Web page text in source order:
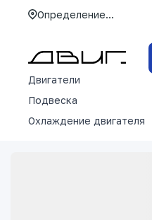
Определение...
Двигатели
Подвеска
Охлаждение двигателя